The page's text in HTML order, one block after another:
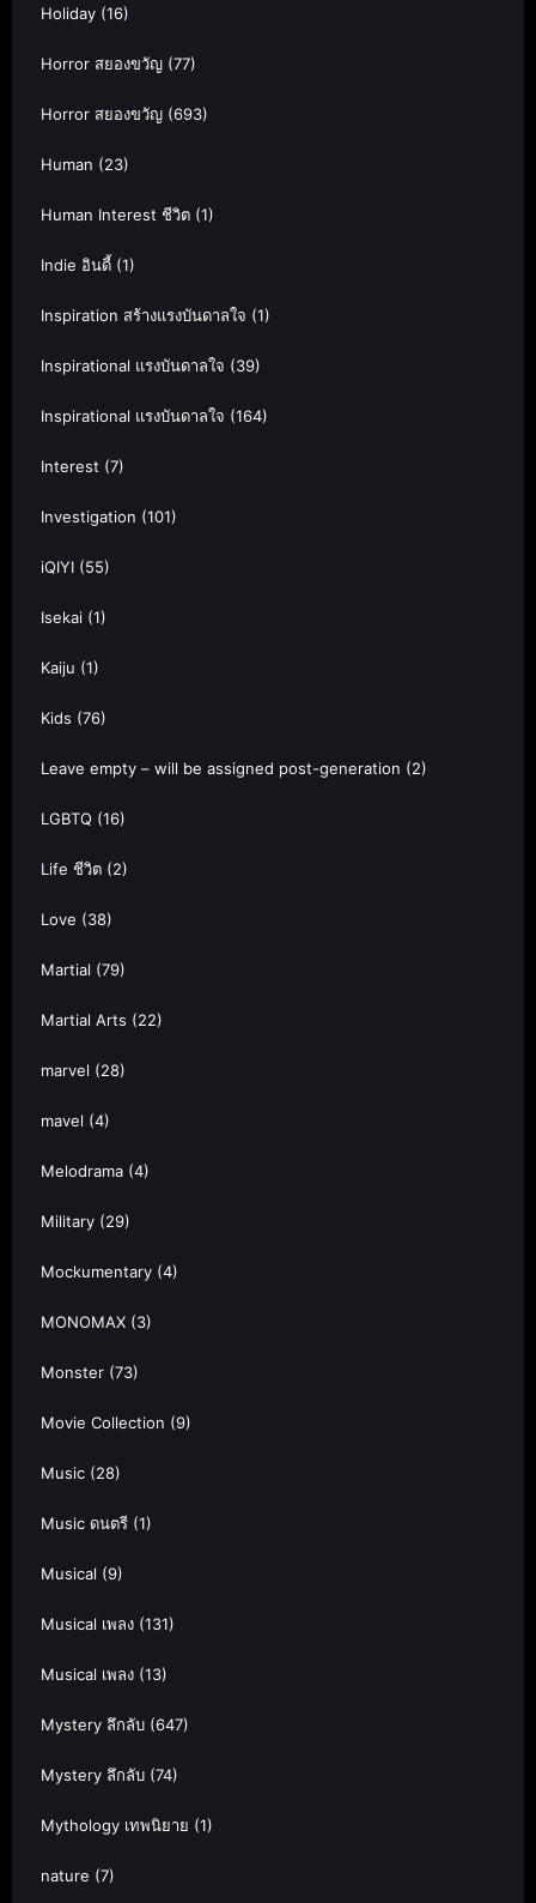
Holiday (16)
Horror สยองขวัญ (77)
Horror สยองขวัญ (693)
Human (23)
Human Interest ชีวิต (1)
Indie อินดี้ (1)
Inspiration สร้างแรงบันดาลใจ (1)
Inspirational แรงบันดาลใจ (39)
Inspirational แรงบันดาลใจ (164)
Interest (7)
Investigation (101)
iQIYI (55)
Isekai (1)
Kaiju (1)
Kids (76)
Leave empty – will be assigned post-generation (2)
LGBTQ (16)
Life ชีวิต (2)
Love (38)
Martial (79)
Martial Arts (22)
marvel (28)
mavel (4)
Melodrama (4)
Military (29)
Mockumentary (4)
MONOMAX (3)
Monster (73)
Movie Collection (9)
Music (28)
Music ดนตรี (1)
Musical (9)
Musical เพลง (131)
Musical เพลง (13)
Mystery ลึกลับ (647)
Mystery ลึกลับ (74)
Mythology เทพนิยาย (1)
nature (7)